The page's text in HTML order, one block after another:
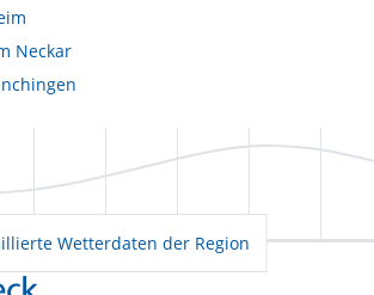
Neckar
Wetterdaten der Region